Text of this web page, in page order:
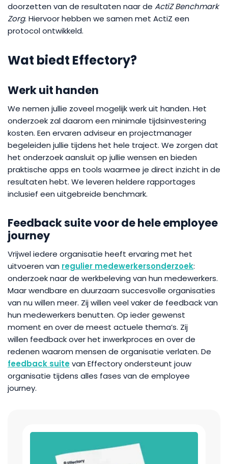
doorzetten van de resultaten naar de ActiZ Benchmark
Zorg. Hiervoor hebben we samen met ActiZ een
protocol ontwikkeld.
Wat biedt Effectory?
Werk uit handen
We nemen jullie zoveel mogelijk werk uit handen. Het
onderzoek zal daarom een minimale tijdsinvestering
kosten. Een ervaren adviseur en projectmanager
begeleiden jullie tijdens het hele traject. We zorgen dat
het onderzoek aansluit op jullie wensen en bieden
praktische apps en tools waarmee je direct inzicht in de
resultaten hebt. We leveren heldere rapportages
inclusief een uitgebreide benchmark.
Feedback suite voor de hele employee
journey
Vrijwel iedere organisatie heeft ervaring met het
uitvoeren van regulier medewerkersonderzoek:
onderzoek naar de werkbeleving van hun medewerkers.
Maar wendbare en duurzaam succesvolle organisaties
van nu willen meer. Zij willen veel vaker de feedback van
hun medewerkers benutten. Op ieder gewenst
moment en over de meest actuele thema’s. Zij
willen feedback over het inwerkproces en over de
redenen waarom mensen de organisatie verlaten. De
feedback suitevan Effectory ondersteunt jouw
organisatie tijdens alles fases van de employee
journey.